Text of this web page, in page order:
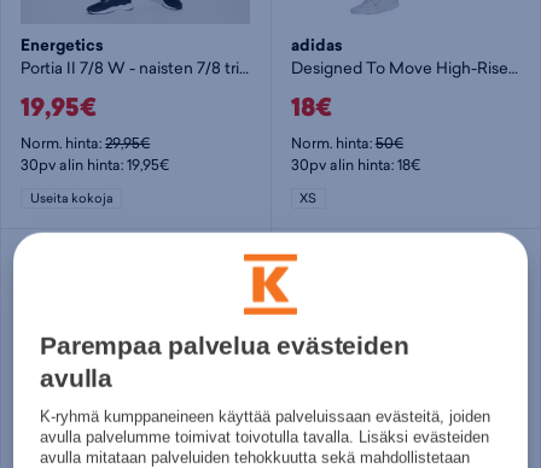
Energetics
Portia II 7/8 W - naisten 7/8 trikoot
19,95€
Norm. hinta:29,95€
30pv alin hinta: 19,95€
Useita kokoja
adidas
Designed To Move High-Rise 3-Stripes 7/8 Sport Tights - naisten 7/8 trikoot
18€
Norm. hinta:50€
30pv alin hinta: 18€
XS
Parempaa palvelua evästeiden
avulla
K-ryhmä kumppaneineen käyttää palveluissaan evästeitä, joiden
avulla palvelumme toimivat toivotulla tavalla. Lisäksi evästeiden
avulla mitataan palveluiden tehokkuutta sekä mahdollistetaan